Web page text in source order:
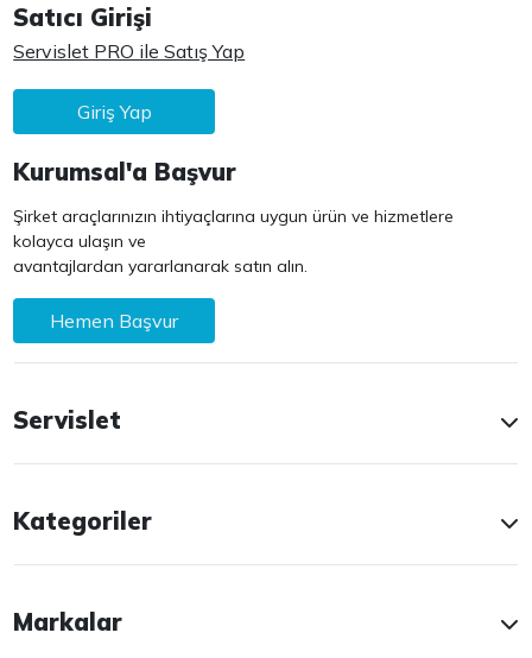
Satıcı Girişi
Servislet PRO ile Satış Yap
Giriş Yap
Kurumsal'a Başvur
Şirket araçlarınızın ihtiyaçlarına uygun ürün ve hizmetlere
kolayca ulaşın ve
avantajlardan yararlanarak satın alın.
Hemen Başvur
Servislet
Kategoriler
Markalar